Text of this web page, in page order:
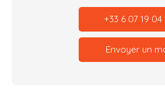
+33 6 07 19 04
Envoyer un